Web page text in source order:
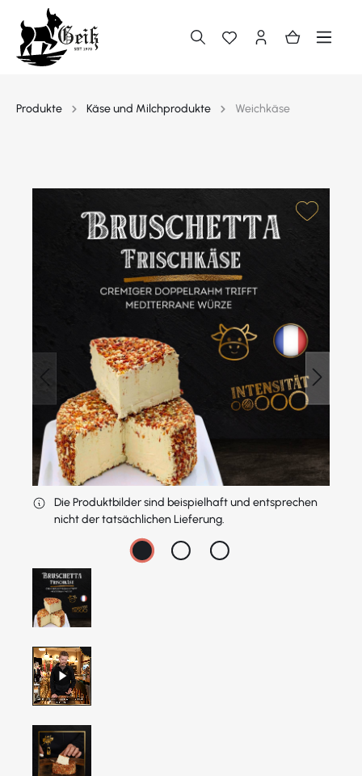
springen
Produkte Käse und Milchprodukte Weichkäse
Die Produktbilder sind beispielhaft und entsprechen
nicht der tatsächlichen Lieferung.